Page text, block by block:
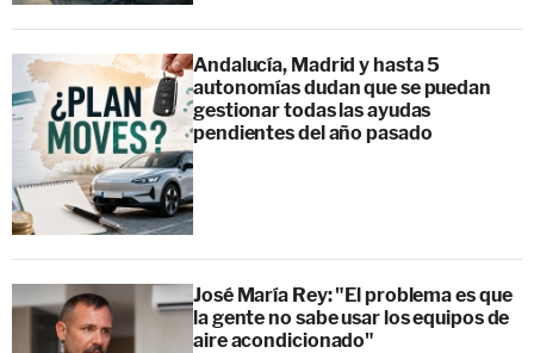
Andalucía, Madrid y hasta 5
autonomías dudan que se puedan
gestionar todas las ayudas
pendientes del año pasado
José María Rey: "El problema es que
la gente no sabe usar los equipos de
aire acondicionado"